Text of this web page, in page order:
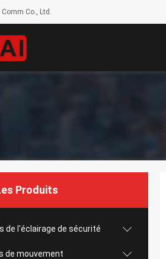
Co., Ltd.
Produits
de l'éclairage de sécurité
de mouvement